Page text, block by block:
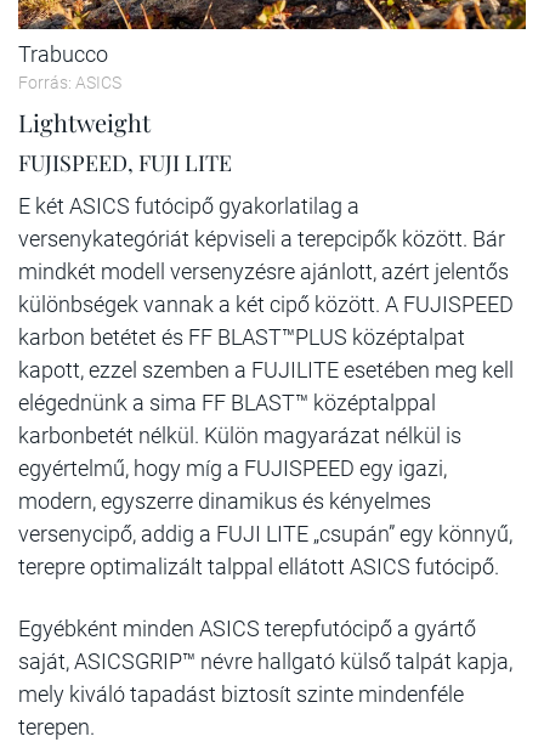
Trabucco
Forrás: ASICS
Lightweight
FUJISPEED, FUJI LITE
E két ASICS futócipő gyakorlatilag a
versenykategóriát képviseli a terepcipők között. Bár
mindkét modell versenyzésre ajánlott, azért jelentős
különbségek vannak a két cipő között. A FUJISPEED
karbon betétet és FF BLAST™PLUS középtalpat
kapott, ezzel szemben a FUJILITE esetében meg kell
elégednünk a sima FF BLAST™ középtalppal
karbonbetét nélkül. Külön magyarázat nélkül is
egyértelmű, hogy míg a FUJISPEED egy igazi,
modern, egyszerre dinamikus és kényelmes
versenycipő, addig a FUJI LITE „csupán” egy könnyű,
terepre optimalizált talppal ellátott ASICS futócipő.
Egyébként minden ASICS terepfutócipő a gyártő
saját, ASICSGRIP™ névre hallgató külső talpát kapja,
mely kiváló tapadást biztosít szinte mindenféle
terepen.